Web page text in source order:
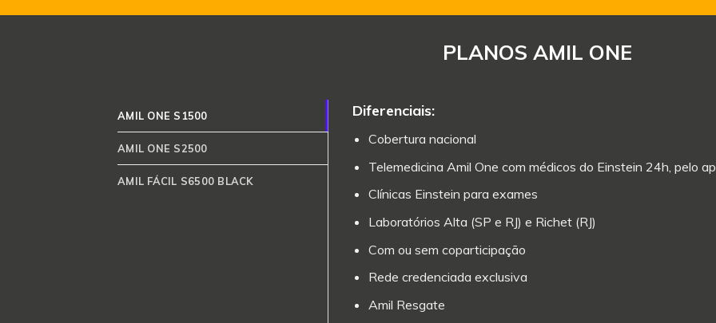
PLANOS AMIL ONE
AMIL ONE S1500
AMIL ONE S2500
AMIL FÁCIL S6500 BLACK
Diferenciais:
Cobertura nacional
Telemedicina Amil One com médicos do Einstein 24h, pelo
Clínicas Einstein para exames
Laboratórios Alta (SP e RJ) e Richet (RJ)
Com ou sem coparticipação
Rede credenciada exclusiva
Amil Resgate